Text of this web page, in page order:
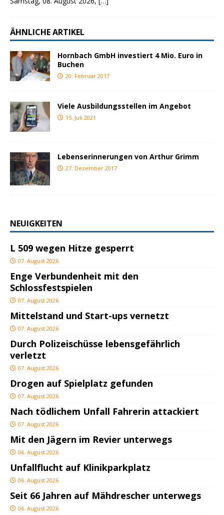
ÄHNLICHE ARTIKEL
Hornbach GmbH investiert 4 Mio. Euro in
Buchen
20. Februar 2017
Viele Ausbildungsstellen im Angebot
15. Juli 2021
Lebenserinnerungen von Arthur Grimm
27. Dezember 2017
NEUIGKEITEN
L 509 wegen Hitze gesperrt
07. August 2026
Enge Verbundenheit mit den
Schlossfestspielen
07. August 2026
Mittelstand und Start-ups vernetzt
07. August 2026
Durch Polizeischüsse lebensgefährlich
verletzt
07. August 2026
Drogen auf Spielplatz gefunden
07. August 2026
Nach tödlichem Unfall Fahrerin attackiert
07. August 2026
Mit den Jägern im Revier unterwegs
06. August 2026
Unfallflucht auf Klinikparkplatz
06. August 2026
Seit 66 Jahren auf Mähdrescher unterwegs
06. August 2026